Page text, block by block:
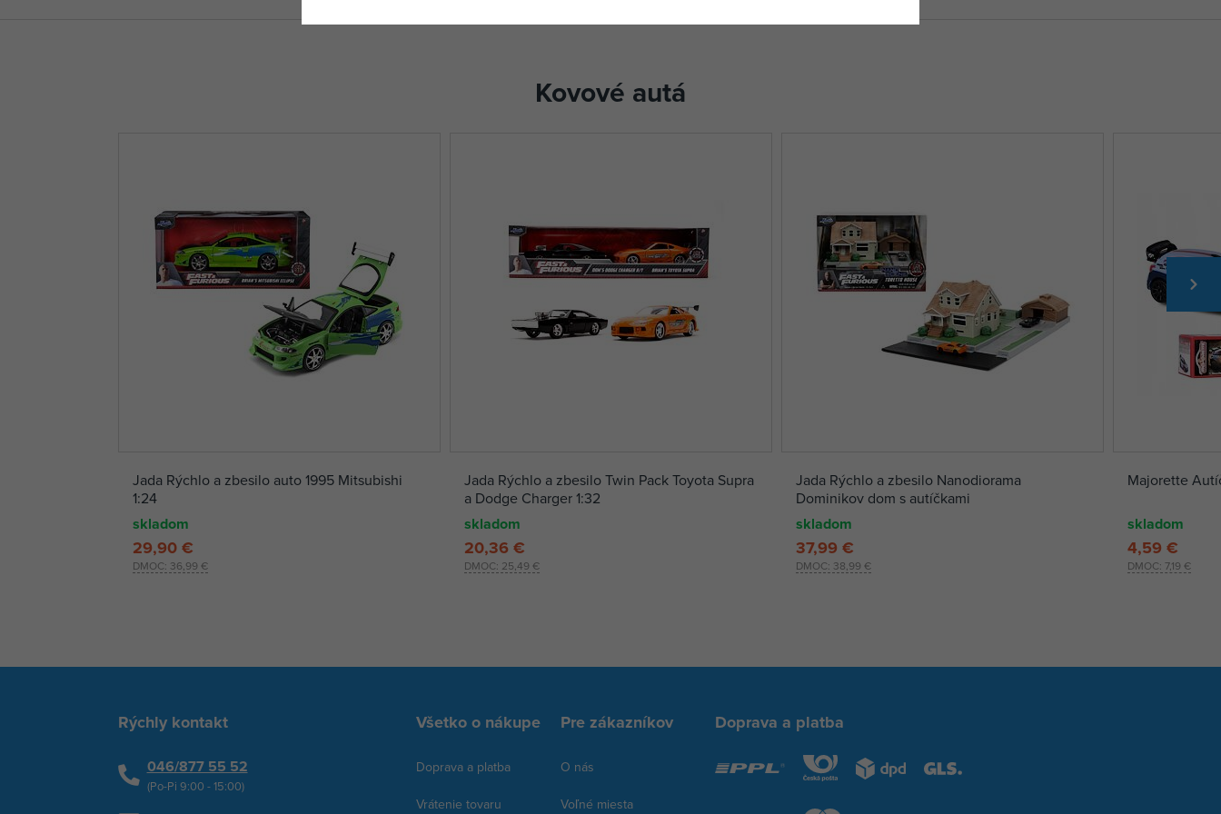
Kovové autá
Jada Rýchlo a zbesilo auto 1995 Mitsubishi
1:24
skladom
DMOC: 36,99 €
29,90 €
Jada Rýchlo a zbesilo Twin Pack Toyota Supra
a Dodge Charger 1:32
skladom
DMOC: 25,49 €
20,36 €
Jada Rýchlo a zbesilo Nanodiorama
Dominikov dom s autíčkami
skladom
DMOC: 38,99 €
37,99 €
Majorette
skladom
DMOC: 7,19 €
4,59 €
Rýchly kontakt
046/877 55 52
(Po-Pi 9:00 - 15:00)
Všetko o nákupe
Doprava a platba
Vrátenie tovaru
Pre zákazníkov
O nás
Voľné miesta
Doprava a platba